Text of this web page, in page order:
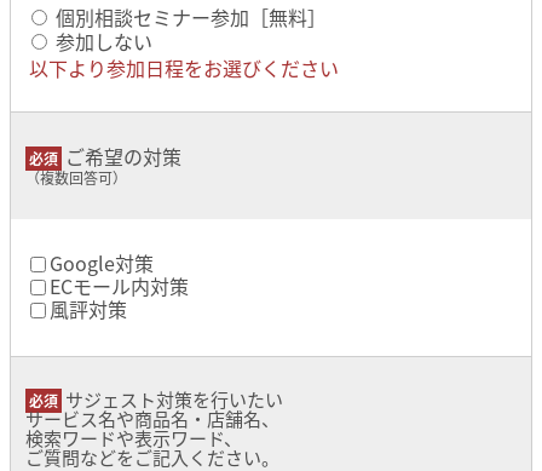
個別相談セミナー参加［無料］
参加しない
以下より参加日程をお選びください
ご希望の対策
（複数回答可）
Google対策
ECモール内対策
風評対策
サジェスト対策を行いたい
サービス名や商品名・店舗名、
検索ワードや表示ワード、
ご質問などをご記入ください。